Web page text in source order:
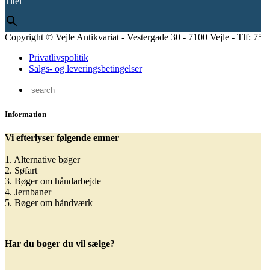
Copyright © Vejle Antikvariat - Vestergade 30 - 7100 Vejle - Tlf:
Privatlivspolitik
Salgs- og leveringsbetingelser
Information
Vi efterlyser følgende emner
1. Alternative bøger
2. Søfart
3. Bøger om håndarbejde
4. Jernbaner
5. Bøger om håndværk
Har du bøger du vil sælge?